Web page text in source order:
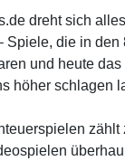
dreht sich
Spiele, die in den
und heute
höher schlagen
zählt